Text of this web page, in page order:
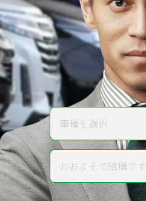
了！
Web査定
に査定いたします
車種 車種を選択
走行距離 おおよそで結構です